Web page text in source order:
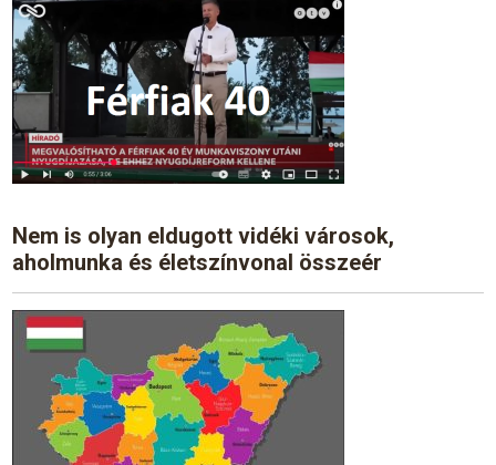
Nem is olyan eldugott vidéki városok,
aholmunka és életszínvonal összeér